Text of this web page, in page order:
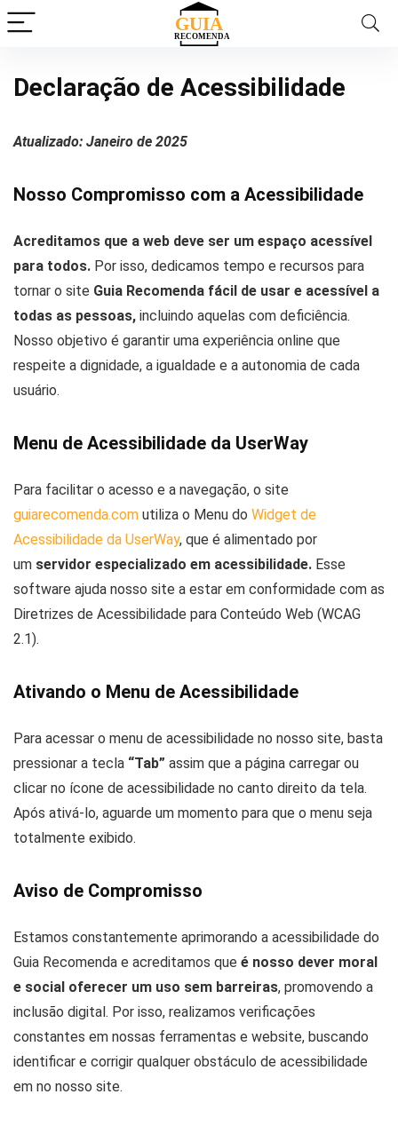
Declaração de Acessibilidade
Atualizado: Janeiro de 2025
Nosso Compromisso com a Acessibilidade
Acreditamos que a web deve ser um espaço acessível
para todos. Por isso, dedicamos tempo e recursos para
tornar o site Guia Recomenda fácil de usar e acessível a
todas as pessoas, incluindo aquelas com deficiência.
Nosso objetivo é garantir uma experiência online que
respeite a dignidade, a igualdade e a autonomia de cada
usuário.
Menu de Acessibilidade da UserWay
Para facilitar o acesso e a navegação, o site
guiarecomenda.com utiliza o Menu do Widget de
Acessibilidade da UserWay, que é alimentado por
um servidor especializado em acessibilidade. Esse
software ajuda nosso site a estar em conformidade com as
Diretrizes de Acessibilidade para Conteúdo Web (WCAG
2.1).
Ativando o Menu de Acessibilidade
Para acessar o menu de acessibilidade no nosso site, basta
pressionar a tecla “Tab” assim que a página carregar ou
clicar no ícone de acessibilidade no canto direito da tela.
Após ativá-lo, aguarde um momento para que o menu seja
totalmente exibido.
Aviso de Compromisso
Estamos constantemente aprimorando a acessibilidade do
Guia Recomenda e acreditamos que é nosso dever moral
e social oferecer um uso sem barreiras, promovendo a
inclusão digital. Por isso, realizamos verificações
constantes em nossas ferramentas e website, buscando
identificar e corrigir qualquer obstáculo de acessibilidade
em no nosso site.